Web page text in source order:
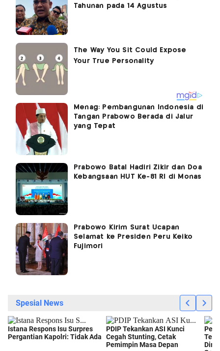
Tahunan pada 14 Agustus
Menag: Pembangunan Indonesia di
Tangan Prabowo Berada di Jalur
yang Tepat
Prabowo Batal Hadiri Zikir dan Doa
Kebangsaan HUT Ke-81 RI di Monas
Prabowo Kirim Surat Ucapan
Selamat ke Presiden Peru Keiko
Fujimori